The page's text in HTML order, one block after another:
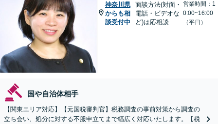
神奈川県
からも相
談受付中
面談方法(対面・
電話・ビデオな
ど)は応相談
営業時間：1
0:00~16:00
（平日）
国や自治体相手
【関東エリア対応】【元国税審判官】税務調査の事前対策から調査の
立ち会い、処分に対する不服申立てまで幅広く対応いたします。【税